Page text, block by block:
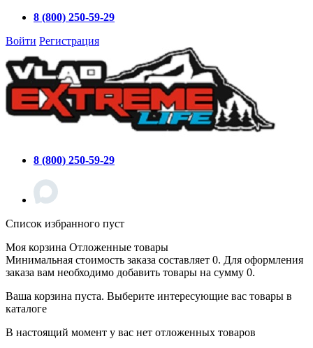
8 (800) 250-59-29
Войти Регистрация
8 (800) 250-59-29
Список избранного пуст
Моя корзина Отложенные товары
Минимальная стоимость заказа составляет 0. Для оформления
заказа вам необходимо добавить товары на сумму 0.
Ваша корзина пуста. Выберите интересующие вас товары в
каталоге
В настоящий момент у вас нет отложенных товаров